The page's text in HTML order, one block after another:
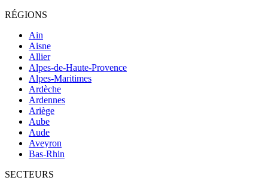
RÉGIONS
Ain
Aisne
Allier
Alpes-de-Haute-Provence
Alpes-Maritimes
Ardèche
Ardennes
Ariège
Aube
Aude
Aveyron
Bas-Rhin
SECTEURS